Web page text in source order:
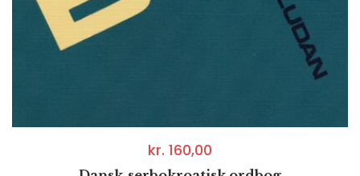
kr. 160,00